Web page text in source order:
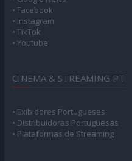
• Facebook
• Instagram
• TikTok
• Youtube
CINEMA & STREAMING PT
• Exibidores Portugueses
• Distribuidoras Portuguesas
• Plataformas de Streaming